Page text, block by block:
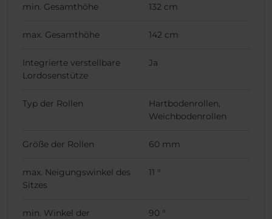
min. Gesamthöhe 132 cm
max. Gesamthöhe 142 cm
Integrierte verstellbare
Lordosenstütze
Ja
Typ der Rollen
Hartbodenrollen,
Weichbodenrollen
Größe der Rollen 60 mm
max. Neigungswinkel des
Sitzes
11 °
min. Winkel der
90 °